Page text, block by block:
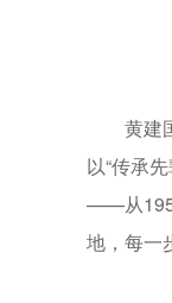
黄建
以“传承
——从
地，每一